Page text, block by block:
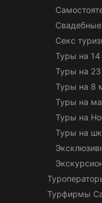
Секс
Туры на
Туры на
Туры на 8
Туры на
Туры на
Туры на
Турфирмы